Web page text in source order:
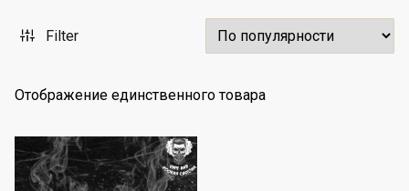
Filter
Отображение единственного товара